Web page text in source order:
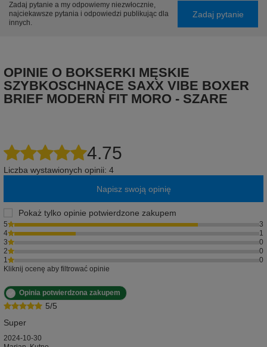
Zadaj pytanie a my odpowiemy niezwłocznie,
najciekawsze pytania i odpowiedzi publikując dla
innych.
Zadaj pytanie
OPINIE O BOKSERKI MĘSKIE
SZYBKOSCHNĄCE SAXX VIBE BOXER
BRIEF MODERN FIT MORO - SZARE
4.75
Liczba wystawionych opinii: 4
Napisz swoją opinię
Pokaż tylko opinie potwierdzone zakupem
5
3
4
1
3
0
2
0
1
0
Kliknij ocenę aby filtrować opinie
5/5
Opinia potwierdzona zakupem
Super
2024-10-30